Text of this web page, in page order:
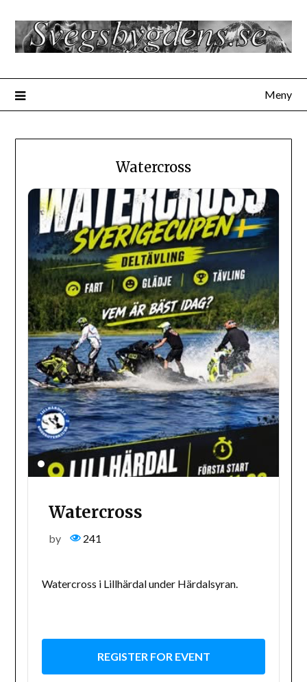
innehåll
Meny
Watercross
Watercross
by 241
Watercross i Lillhärdal under Härdalsyran.
REGISTER FOR EVENT